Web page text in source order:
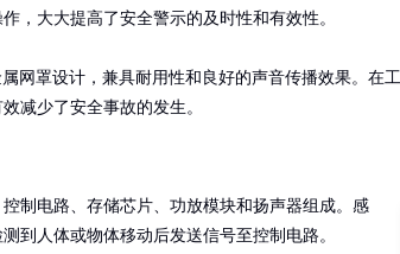
，大大提高了安全警示的及时性和有效性。
网罩设计，兼具耐用性和良好的声音传播效果。在
减少了安全事故的发生。
制电路、存储芯片、功放模块和扬声器组成。感
到人体或物体移动后发送信号至控制电路。